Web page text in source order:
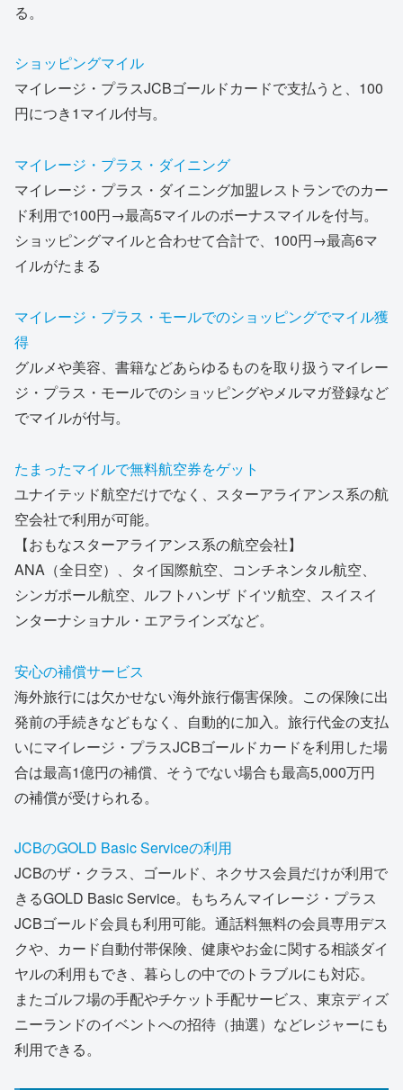
る。
ショッピングマイル
マイレージ・プラスJCBゴールドカードで支払うと、100
円につき1マイル付与。
マイレージ・プラス・ダイニング
マイレージ・プラス・ダイニング加盟レストランでのカー
ド利用で100円→最高5マイルのボーナスマイルを付与。
ショッピングマイルと合わせて合計で、100円→最高6マ
イルがたまる
マイレージ・プラス・モールでのショッピングでマイル獲
得
グルメや美容、書籍などあらゆるものを取り扱うマイレー
ジ・プラス・モールでのショッピングやメルマガ登録など
でマイルが付与。
たまったマイルで無料航空券をゲット
ユナイテッド航空だけでなく、スターアライアンス系の航
空会社で利用が可能。
【おもなスターアライアンス系の航空会社】
ANA（全日空）、タイ国際航空、コンチネンタル航空、
シンガポール航空、ルフトハンザ ドイツ航空、スイスイ
ンターナショナル・エアラインズなど。
安心の補償サービス
海外旅行には欠かせない海外旅行傷害保険。この保険に出
発前の手続きなどもなく、自動的に加入。旅行代金の支払
いにマイレージ・プラスJCBゴールドカードを利用した場
合は最高1億円の補償、そうでない場合も最高5,000万円
の補償が受けられる。
JCBのGOLD Basic Serviceの利用
JCBのザ・クラス、ゴールド、ネクサス会員だけが利用で
きるGOLD Basic Service。もちろんマイレージ・プラス
JCBゴールド会員も利用可能。通話料無料の会員専用デス
クや、カード自動付帯保険、健康やお金に関する相談ダイ
ヤルの利用もでき、暮らしの中でのトラブルにも対応。
またゴルフ場の手配やチケット手配サービス、東京ディズ
ニーランドのイベントへの招待（抽選）などレジャーにも
利用できる。